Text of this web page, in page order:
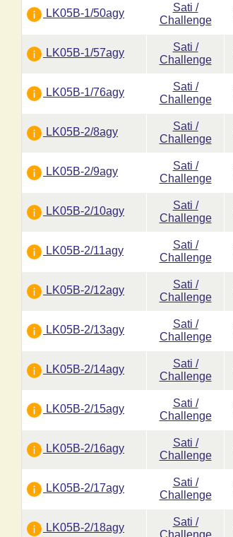
LK05B-1/50agy
Sati /
Challenge
LK05B-1/57agy
Sati /
Challenge
LK05B-1/76agy
Sati /
Challenge
LK05B-2/8agy
Sati /
Challenge
LK05B-2/9agy
Sati /
Challenge
LK05B-2/10agy
Sati /
Challenge
LK05B-2/11agy
Sati /
Challenge
LK05B-2/12agy
Sati /
Challenge
LK05B-2/13agy
Sati /
Challenge
LK05B-2/14agy
Sati /
Challenge
LK05B-2/15agy
Sati /
Challenge
LK05B-2/16agy
Sati /
Challenge
LK05B-2/17agy
Sati /
Challenge
LK05B-2/18agy
Sati /
Challenge